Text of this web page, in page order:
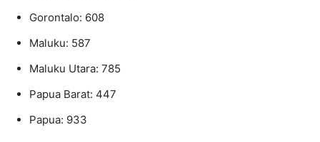
Gorontalo: 608
Maluku: 587
Maluku Utara: 785
Papua Barat: 447
Papua: 933